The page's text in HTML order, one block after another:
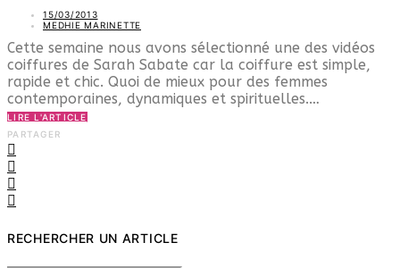
15/03/2013
MEDHIE MARINETTE
Cette semaine nous avons sélectionné une des vidéos
coiffures de Sarah Sabate car la coiffure est simple,
rapide et chic. Quoi de mieux pour des femmes
contemporaines, dynamiques et spirituelles.…
LIRE L'ARTICLE
PARTAGER
RECHERCHER UN ARTICLE